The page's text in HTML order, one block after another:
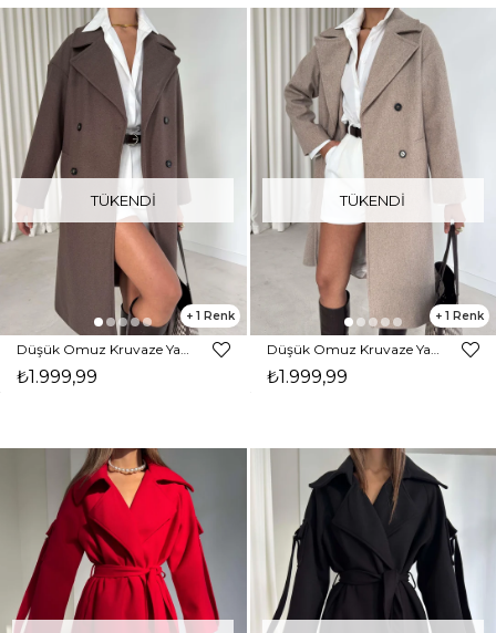
TÜKENDI
1
₺1.999,99
TÜKENDI
1
₺1.999,99